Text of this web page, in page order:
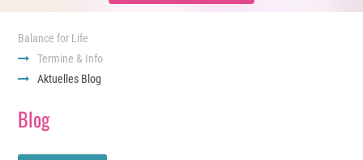
Balance for Life
Termine & Info
Aktuelles Blog
Blog